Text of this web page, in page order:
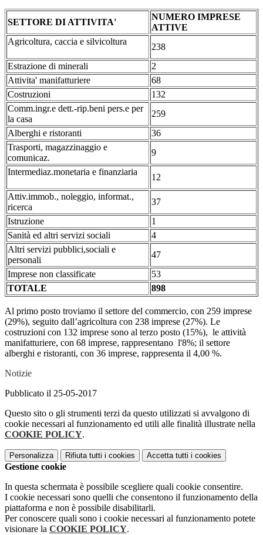
SETTORE DI ATTIVITA'
NUMERO IMPRESE
ATTIVE
Agricoltura, caccia e silvicoltura
238
Estrazione di minerali
2
Attivita' manifatturiere
68
Costruzioni
132
Comm.ingr.e dett.-rip.beni pers.e per
la casa
259
Alberghi e ristoranti
36
Trasporti, magazzinaggio e
comunicaz.
9
Intermediaz.monetaria e finanziaria
12
Attiv.immob., noleggio, informat.,
ricerca
37
Istruzione
1
Sanità ed altri servizi sociali
4
Altri servizi pubblici,sociali e
personali
47
Imprese non classificate
53
TOTALE
898
Al primo posto troviamo il settore del commercio, con 259 imprese
(29%), seguito dall’agricoltura con 238 imprese (27%). Le
costruzioni con 132 imprese sono al terzo posto (15%), le attività
manifatturiere, con 68 imprese, rappresentano l'8%; il settore
alberghi e ristoranti, con 36 imprese, rappresenta il 4,00 %.
Notizie
Pubblicato il 25-05-2017
Questo sito o gli strumenti terzi da questo utilizzati si avvalgono di
cookie necessari al funzionamento ed utili alle finalità illustrate nella
COOKIE POLICY.
Personalizza Rifiuta tutti i cookies Accetta tutti i cookies
Gestione cookie
In questa schermata è possibile scegliere quali cookie consentire.
I cookie necessari sono quelli che consentono il funzionamento della
piattaforma e non è possibile disabilitarli.
Per conoscere quali sono i cookie necessari al funzionamento potete
visionare la COOKIE POLICY.